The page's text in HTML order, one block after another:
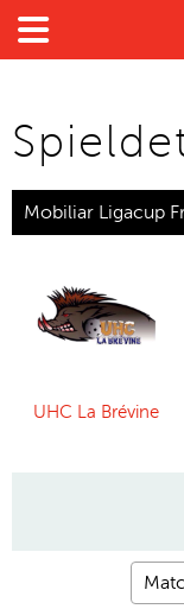

Mobiliar Ligacup
UHC La Brévine